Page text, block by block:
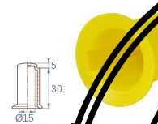
30
5
Ø15